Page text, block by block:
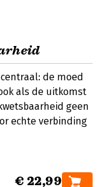
de moed
als de uitkomst
geen
echte verbinding
€ 22,99